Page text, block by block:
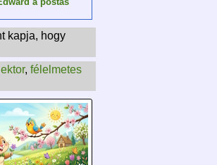
kapja, hogy
, félelmetes